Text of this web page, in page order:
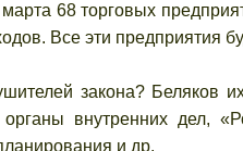
68 торговых
Все эти предприятия
закона? Беляков
внутренних дел,
и др.